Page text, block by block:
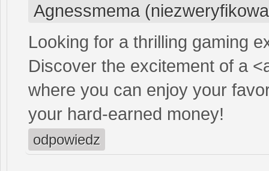
Agnessmema
Looking for a thrilling gaming
Discover the excitement of a
where you can enjoy your
your hard-earned money!
odpowiedz